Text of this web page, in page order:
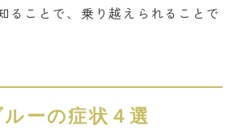
ることで、乗り越えられることで
ーの症状４選